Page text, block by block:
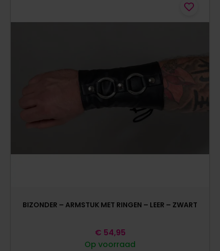
BIZONDER – ARMSTUK MET RINGEN – LEER – ZWART
Op voorraad
€ 54,95